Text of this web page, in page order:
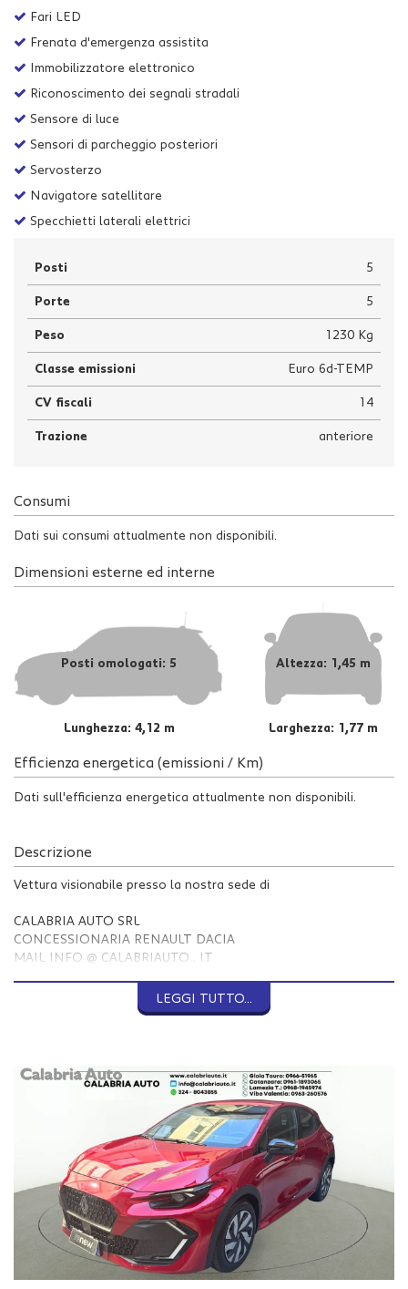
Fari LED
Frenata d'emergenza assistita
Immobilizzatore elettronico
Riconoscimento dei segnali stradali
Sensore di luce
Sensori di parcheggio posteriori
Servosterzo
Navigatore satellitare
Specchietti laterali elettrici
Posti 5
Porte 5
Peso 1230 Kg
Classe emissioni Euro 6d-TEMP
CV fiscali 14
Trazione anteriore
Consumi
Dati sui consumi attualmente non disponibili.
Dimensioni esterne ed interne
Posti omologati: 5
Lunghezza: 4,12 m
Altezza: 1,45 m
Larghezza: 1,77 m
Efficienza energetica (emissioni / Km)
Dati sull'efficienza energetica attualmente non disponibili.
Descrizione
Vettura visionabile presso la nostra sede di
CALABRIA AUTO SRL
CONCESSIONARIA RENAULT DACIA
MAIL INFO @ CALABRIAUTO . IT
VIA NAZIONALE 111
Per vs comodità , ecco le altre sedi della nostra concessionaria,
dove poter avere tutte le informazioni sulla vettura scelta ed
VIALE LUCREZIA DELLA VALLE
TEL 0961 1893065
VIBO VALENTIA (VV)
S.S.18 KM 444
TEL 0963 260576
LEGGI TUTTO...